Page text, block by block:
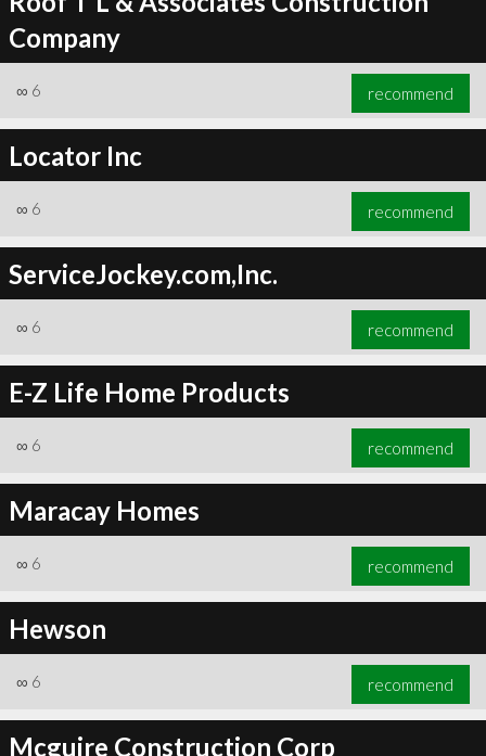
Company
∞ 6 recommend
Locator Inc
∞ 6 recommend
ServiceJockey.com,Inc.
∞ 6 recommend
E-Z Life Home Products
∞ 6 recommend
Maracay Homes
∞ 6 recommend
Hewson
∞ 6 recommend
Mcguire Construction Corp